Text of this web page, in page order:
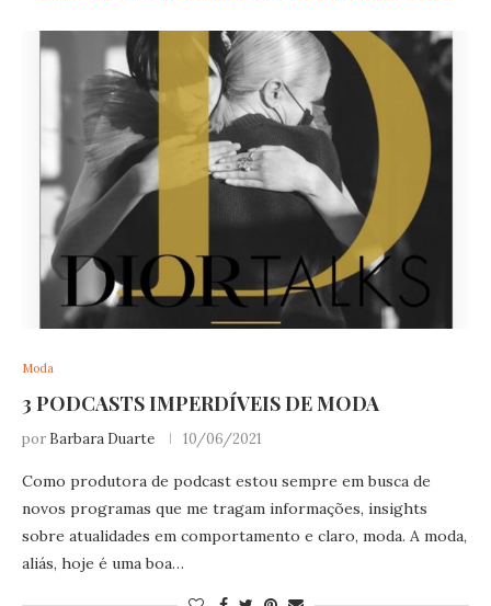
Moda
3 PODCASTS IMPERDÍVEIS DE MODA
por Barbara Duarte 10/06/2021
Como produtora de podcast estou sempre em busca de
novos programas que me tragam informações, insights
sobre atualidades em comportamento e claro, moda. A moda,
aliás, hoje é uma boa…